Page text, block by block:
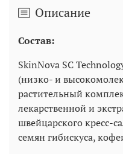
Описание
Состав:
SkinNova SC
(низко- и
растительный
лекарственной и
швейцарского кресс-
семян гибискуса,